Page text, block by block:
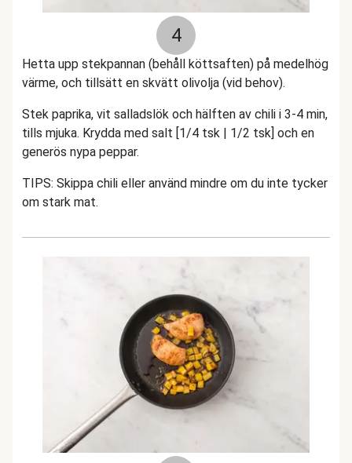
4
Hetta upp stekpannan (behåll köttsaften) på medelhög
värme, och tillsätt en skvätt olivolja (vid behov).
Stek paprika, vit salladslök och hälften av chili i 3-4 min,
tills mjuka. Krydda med salt [1/4 tsk | 1/2 tsk] och en
generös nypa peppar.
TIPS: Skippa chili eller använd mindre om du inte tycker
om stark mat.